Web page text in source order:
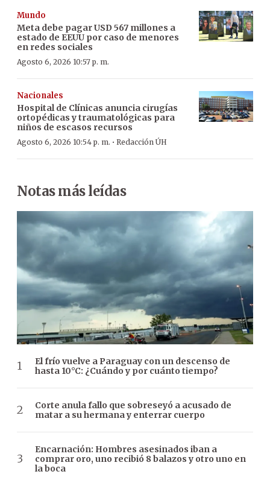
Mundo
Meta debe pagar USD 567 millones a
estado de EEUU por caso de menores
en redes sociales
Agosto 6, 2026 10:57 p. m.
Nacionales
Hospital de Clínicas anuncia cirugías
ortopédicas y traumatológicas para
niños de escasos recursos
Agosto 6, 2026 10:54 p. m. · Redacción ÚH
Notas más leídas
El frío vuelve a Paraguay con un descenso de
hasta 10°C: ¿Cuándo y por cuánto tiempo?
Corte anula fallo que sobreseyó a acusado de
matar a su hermana y enterrar cuerpo
Encarnación: Hombres asesinados iban a
comprar oro, uno recibió 8 balazos y otro uno en
la boca